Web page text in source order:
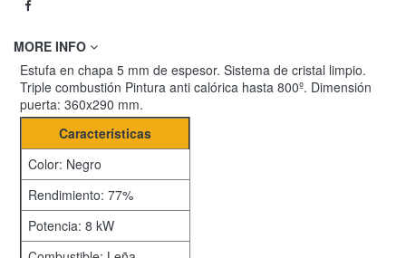
MORE INFO
Estufa en chapa 5 mm de espesor. Sistema de cristal limpio.
Triple combustión Pintura anti calórica hasta 800º. Dimensión
puerta: 360x290 mm.
Características
Color: Negro
Rendimiento: 77%
Potencia: 8 kW